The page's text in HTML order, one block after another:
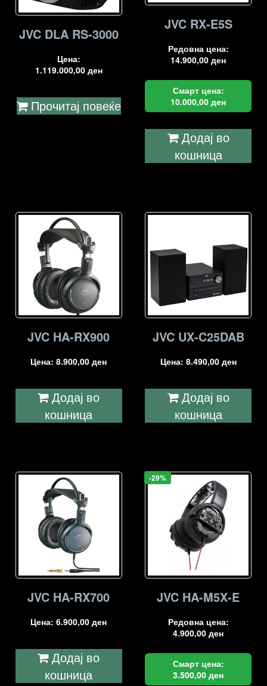
JVC DLA RS-3000
Цена:
1.119.000,00 ден
Прочитај повеќе
JVC RX-E5S
Редовна цена:
14.900,00ден
Смарт цена:
10.000,00ден
Додај во
кошница
JVC HA-RX900
Цена:8.900,00ден
Додај во
кошница
JVC UX-C25DAB
Цена: 8.490,00 ден
Додај во
кошница
JVC HA-RX700
Цена:6.900,00ден
Додај во
кошница
-29%
JVC HA-M5X-E
Редовна цена:
4.900,00ден
Смарт цена:
3.500,00ден